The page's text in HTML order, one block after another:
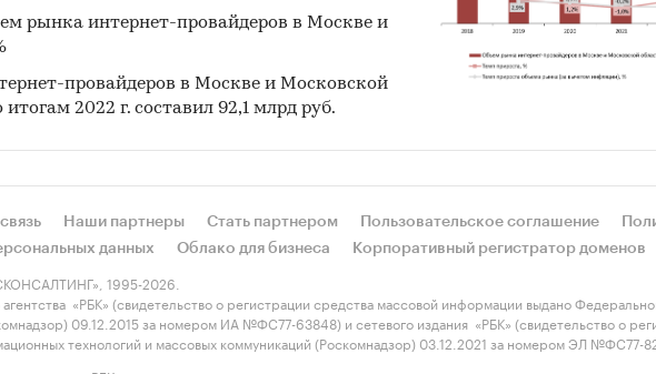
рынка интернет-провайдеров в Москве и
провайдеров в Москве и Московской
2022 г. составил 92,1 млрд руб.
Наши партнеры Стать партнером Пользовательское соглашение
данных
Облако для бизнеса Корпоративный регистратор доменов
1995-2026.
«РБК» (свидетельство о регистрации средства массовой информации выдано
09.12.2015 за номером ИА №ФС77-63848) и сетевого издания «РБК» (свидетельство о
технологий и массовых коммуникаций (Роскомнадзор) 03.12.2021 за номером ЭЛ №ФС77-